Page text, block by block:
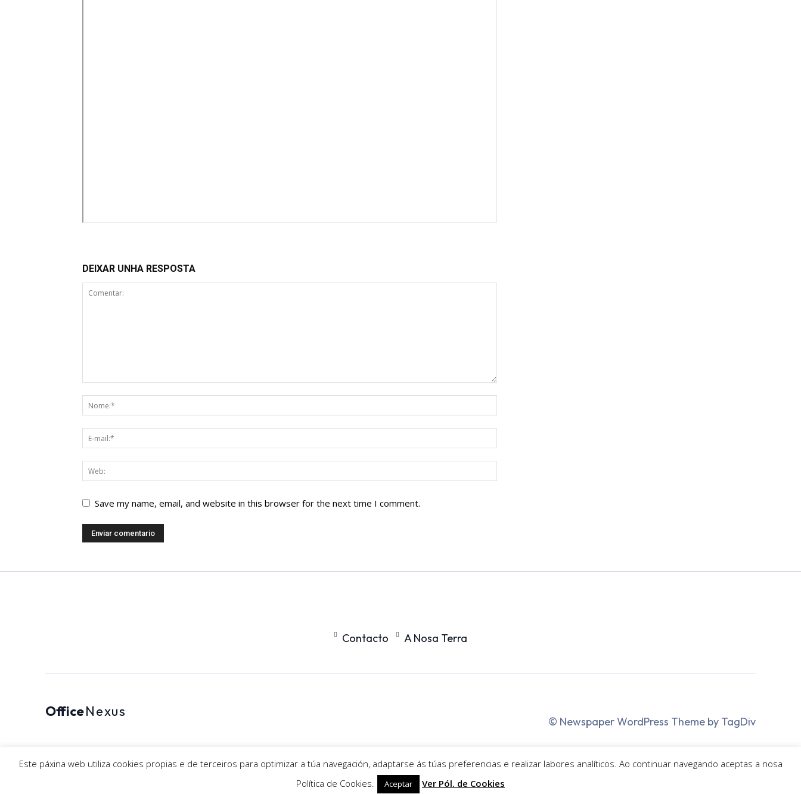
DEIXAR UNHA RESPOSTA
Save my name, email, and website in this browser for the next time I comment.
Contacto A Nosa Terra
OfficeNexus
© Newspaper WordPress Theme by TagDiv
Este páxina web utiliza cookies propias e de terceiros para optimizar a túa navegación, adaptarse ás túas preferencias e realizar labores analíticos. Ao continuar navegando aceptas a nosa
Política de Cookies.
Aceptar Ver Pól. de Cookies